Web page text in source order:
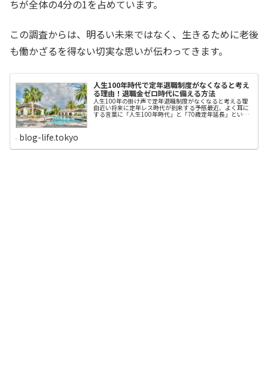
ちが全体の4分の1を占めています。
この調査からは、明るい未来ではなく、生きるために老後
も働かざるを得ない切実な思いが伝わってきます。
人生100年時代で定年退職制度がなくなると考え
る理由！退職金ゼロ時代に備える方法
人生100年の掛け声で定年退職制度がなくなると考える理
由近い将来に定年レス時代が到来する予感最近、よく耳に
する言葉に「人生100年時代」と「70歳定年延長」という
憶力も劣化した高齢者を70歳まで雇いたくない」というの
blog-life.tokyo